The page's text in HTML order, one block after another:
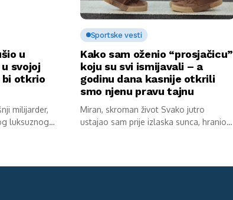
u
svojoj
bi otkrio
milijarder,
luksuznog
Sportske vesti
Kako sam oženio “prosjačicu”
koju su svi ismijavali – a
godinu dana kasnije otkrili
smo njenu pravu tajnu
Miran, skroman život Svako jutro
ustajao sam prije izlaska sunca, hranio